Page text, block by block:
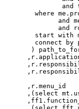
and
where
and
and
start with
connect by
)
      ,r.menu_id
,(select